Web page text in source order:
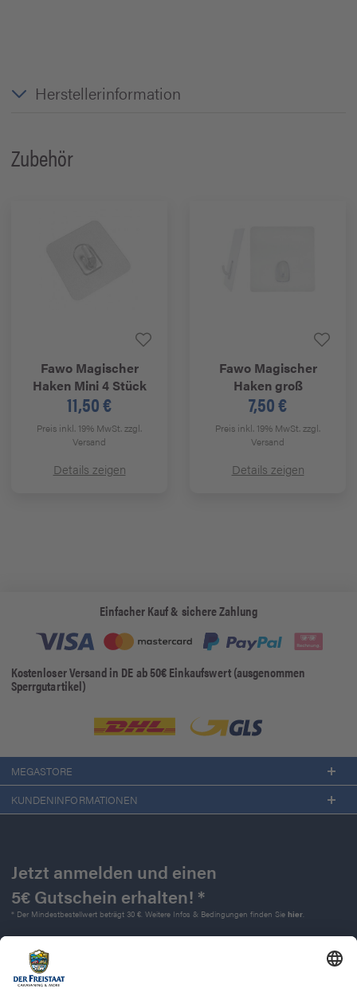
Herstellerinformation
Zubehör
FawoMagischer
Haken Mini 4 Stück
11,50 €
Preis inkl. 19% MwSt.zzgl.
Versand
Details zeigen
FawoMagischer
Haken groß
7,50 €
Preis inkl. 19% MwSt.zzgl.
Versand
Details zeigen
Einfacher Kauf & sichere Zahlung
Kostenloser Versand in DE ab 50€ Einkaufswert (ausgenommen
Sperrgutartikel)
MEGASTORE
KUNDENINFORMATIONEN
Jetzt anmelden und einen
5€ Gutschein erhalten! *
* Der Mindestbestellwert beträgt 30 €. Weitere Infos & Bedingungen finden Sie hier.